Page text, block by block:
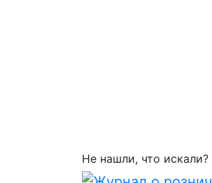
Не нашли, что искали?